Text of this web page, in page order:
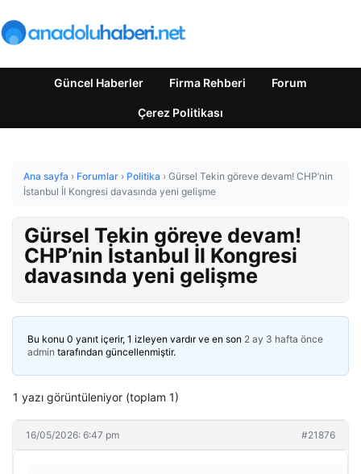
Güncel Haberler Firma Rehberi Forum
Çerez Politikası
Ana sayfa › Forumlar › Politika › Gürsel Tekin göreve devam! CHP’nin
İstanbul İl Kongresi davasında yeni gelişme
Gürsel Tekin göreve devam!
CHP’nin İstanbul İl Kongresi
davasında yeni gelişme
Bu konu 0 yanıt içerir, 1 izleyen vardır ve en son 2 ay 3 hafta önce
admin tarafından güncellenmiştir.
1 yazı görüntüleniyor (toplam 1)
16/05/2026: 6:47 pm #21876